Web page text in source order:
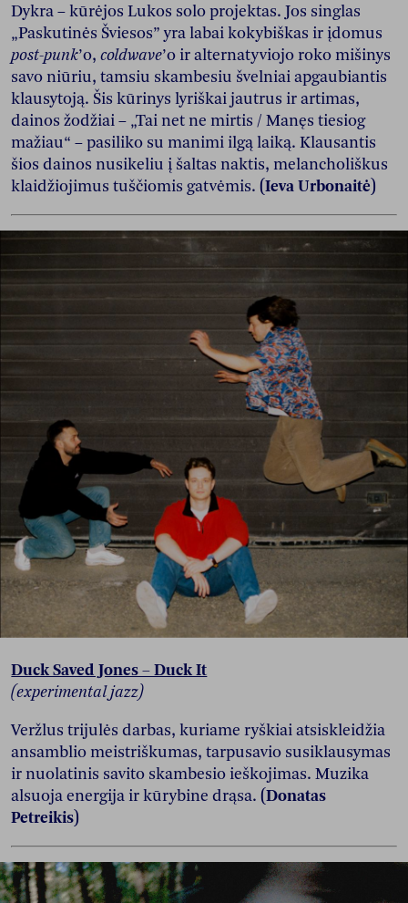
Dykra – kūrėjos Lukos solo projektas. Jos singlas
„Paskutinės Šviesos” yra labai kokybiškas ir įdomus
post-punk’o,coldwave’o ir alternatyviojo roko mišinys
savo niūriu, tamsiu skambesiu švelniai apgaubiantis
klausytoją. Šis kūrinys lyriškai jautrus ir artimas,
dainos žodžiai – „Tai net ne mirtis / Manęs tiesiog
mažiau“ – pasiliko su manimi ilgą laiką. Klausantis
šios dainos nusikeliu į šaltas naktis, melancholiškus
klaidžiojimus tuščiomis gatvėmis.(Ieva Urbonaitė)
Duck Saved Jones – Duck It
(experimental jazz)
Veržlus trijulės darbas, kuriame ryškiai atsiskleidžia
ansamblio meistriškumas, tarpusavio susiklausymas
ir nuolatinis savito skambesio ieškojimas. Muzika
alsuoja energija ir kūrybine drąsa.(Donatas
Petreikis)